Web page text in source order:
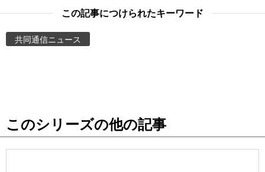
People
この記事につけられたキーワード
共同通信ニュース
このシリーズの他の記事